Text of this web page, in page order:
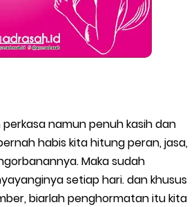
namun penuh kasih dan
habis kita hitung peran, jasa,
Maka sudah
setiap hari. dan khusus
biarlah penghormatan itu kita